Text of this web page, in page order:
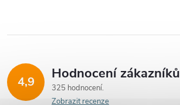
4,9 Hodnocení zákazníků
325 hodnocení
Zobrazit recenze